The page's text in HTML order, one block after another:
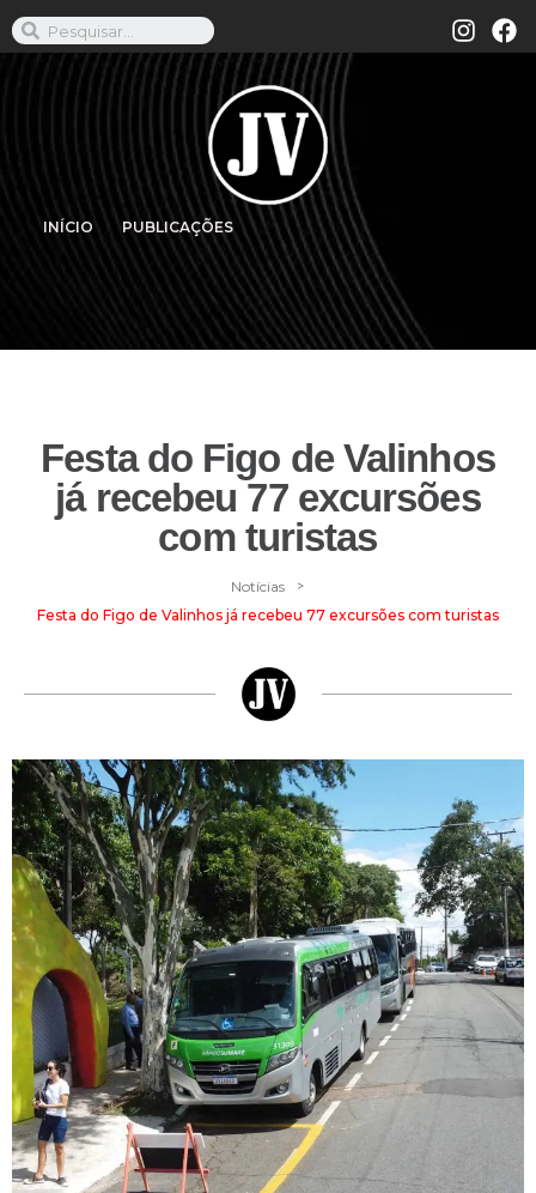
INÍCIO PUBLICAÇÕES
Festa do Figo de Valinhos
já recebeu 77 excursões
com turistas
Notícias >
Festa do Figo de Valinhos já recebeu 77 excursões com turistas